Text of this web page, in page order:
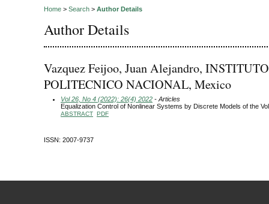
Home > Search > Author Details
Author Details
Vazquez Feijoo, Juan Alejandro, INSTITUTO
POLITECNICO NACIONAL, Mexico
Vol 26, No 4 (2022): 26(4) 2022 - Articles
Equalization Control of Nonlinear Systems by Discrete Models of the
ABSTRACT PDF
ISSN: 2007-9737